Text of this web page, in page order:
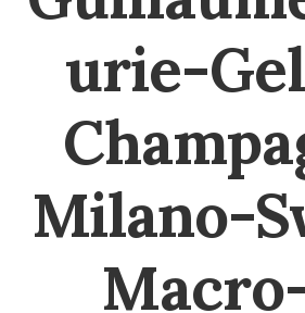
urie-
Milano-
Macro-